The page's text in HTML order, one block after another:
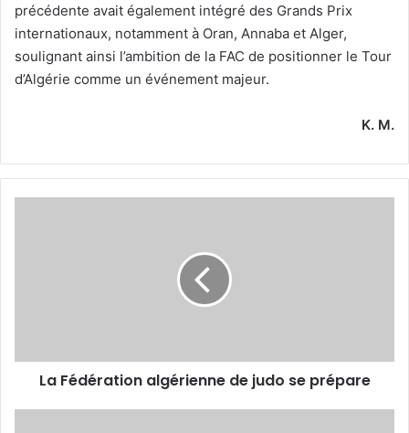
précédente avait également intégré des Grands Prix
internationaux, notamment à Oran, Annaba et Alger,
soulignant ainsi l’ambition de la FAC de positionner le Tour
d’Algérie comme un événement majeur.
K. M.
La Fédération algérienne de judo se prépare